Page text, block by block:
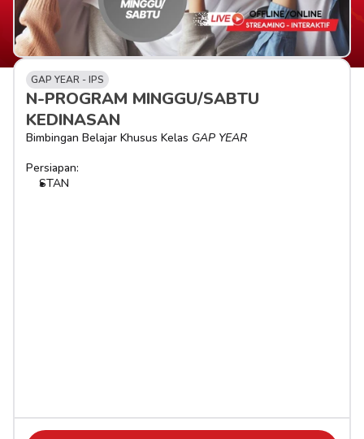
GAP YEAR - IPS
N-PROGRAM MINGGU/SABTU
KEDINASAN
Bimbingan Belajar Khusus Kelas GAP YEAR
Persiapan:
STAN